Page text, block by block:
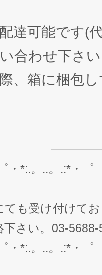
達可能です(
合わせ下さ
、箱に梱包
・*:.。..。.:*・
ても受け付けて
さい。03-5688-
・*:.。..。.:*・